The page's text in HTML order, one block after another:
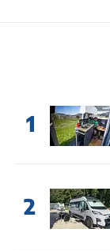
1
2